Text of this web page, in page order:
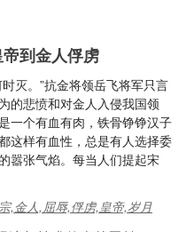
到金人俘虏
灭。”抗金将领岳飞将军只言
的悲愤和对金人入侵我国领
一个有血有肉，铁骨铮铮汉子
这样有血性，总是有人选择委
嚣张气焰。每当人们提起宋
,金人,屈辱,俘虏,皇帝,岁月